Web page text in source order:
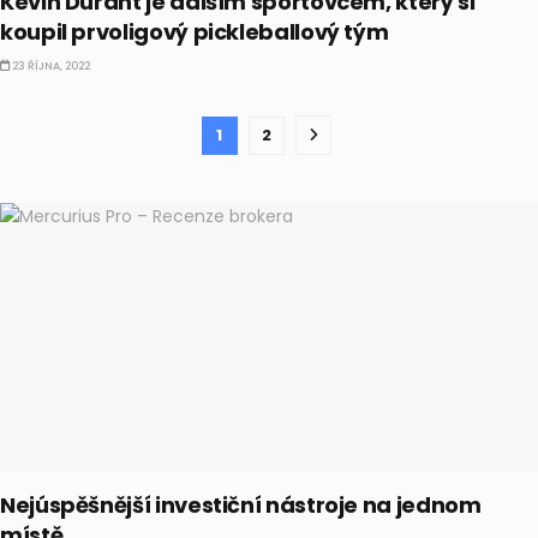
koupil prvoligový pickleballový tým
23 ŘÍJNA, 2022
1 2
Nejúspěšnější investiční nástroje na jednom